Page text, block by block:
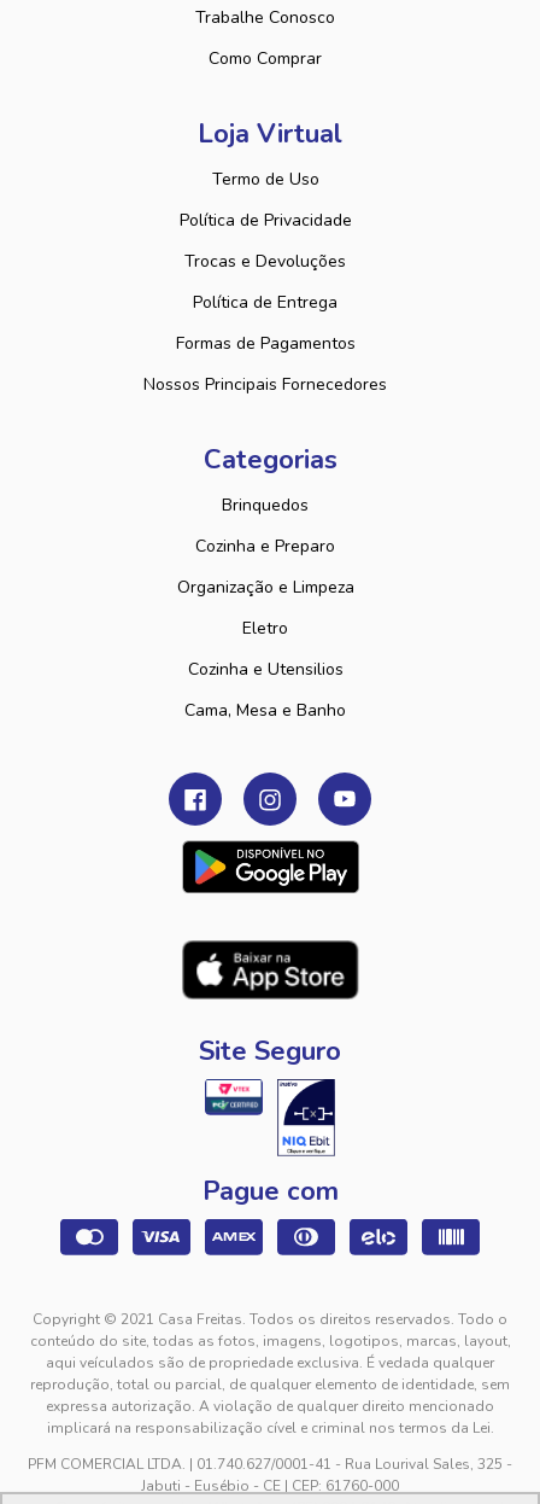
Trabalhe Conosco
Como Comprar
Loja Virtual
Termo de Uso
Política de Privacidade
Trocas e Devoluções
Política de Entrega
Formas de Pagamentos
Nossos Principais Fornecedores
Categorias
Brinquedos
Cozinha e Preparo
Organização e Limpeza
Eletro
Cozinha e Utensilios
Cama, Mesa e Banho
Site Seguro
Pague com
Copyright © 2021 Casa Freitas. Todos os direitos reservados. Todo o
conteúdo do site, todas as fotos, imagens, logotipos, marcas, layout,
aqui veículados são de propriedade exclusiva. É vedada qualquer
reprodução, total ou parcial, de qualquer elemento de identidade, sem
expressa autorização. A violação de qualquer direito mencionado
implicará na responsabilização cível e criminal nos termos da Lei.
PFM COMERCIAL LTDA. | 01.740.627/0001-41 - Rua Lourival Sales, 325 -
Jabuti - Eusébio - CE | CEP: 61760-000